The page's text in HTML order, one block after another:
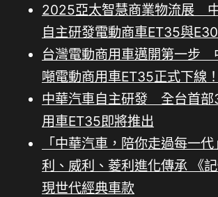
2025亞太智慧商業物流展
自主研發電動商車ET35與
台灣電動商用車邁開第一步
噸電動商用車ET35正式下線！
中華汽車自主研發 全台首部
用車ET35即將推出
「中華汽車，陪你走過每一
利、威利、菱利進化傳承 《
現世代經典車款